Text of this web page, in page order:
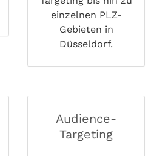
einzelnen PLZ-
Gebieten in
Düsseldorf.
Audience-
Targeting